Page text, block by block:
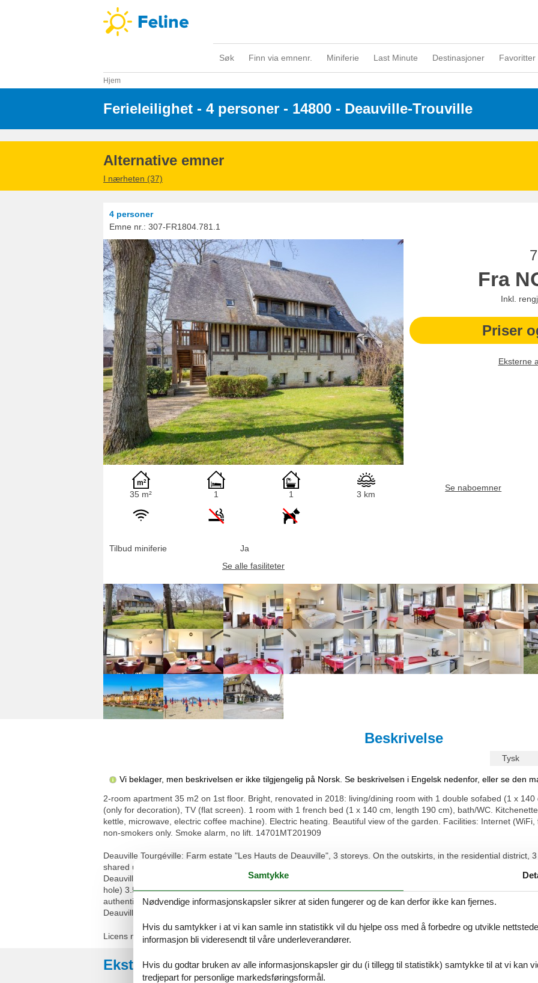
Søk Finn via emnenr. Miniferie Last Minute Destinasjoner Favoritter
Hjem
Ferieleilighet - 4 personer - 14800 - Deauville-Trouville
Alternative emner
I nærheten (37)
4 personer
Emne nr.: 307-FR1804.781.1
Fra
Inkl.
Priser
Eksterne
35 m² 1 1 3 km
Tilbud miniferie
Ja
Se alle fasiliteter
Se naboemner
Beskrivelse
Tysk
Vi beklager, men beskrivelsen er ikke tilgjengelig på Norsk. Se beskrivelsen i Engelsk nedenfor, eller se den
2-room apartment 35 m2 on 1st floor. Bright, renovated in 2018: living/dining room with 1 double sofabed (1 x
(only for decoration), TV (flat screen). 1 room with 1 french bed (1 x 140 cm, length 190 cm), bath/WC.
kettle, microwave, electric coffee machine). Electric heating. Beautiful view of the garden. Facilities: Internet
non-smokers only. Smoke alarm, no lift. 14701MT201909
Deauville Tourgéville: Farm estate "Les Hauts de Deauville", 3 storeys. On the outskirts, in the residential district,
shared use: park, parking at the house. Grocery 750 m, supermarket 3.1 km, restaurant 2.9 km, bus stop
Deauville Trouville" 3.6 km, sandy beach "de Deauville" 3 km, indoor swimming pool 3.1 km, thermal baths
hole) 3.5 km, riding stable 3.3 km. Nearby attractions: hippodrome de Deauville Clairefontaine 1.9 km, casino de
authentique 19 km, Mémorial de Caen 44 km, Plages du débarquement d'Arromanches 75 km. The keys‘
Deauville.
Licens nr.: 14701MT201909
Eksterne anmeldelser Våre
Samtykke
Nødvendige informasjonskapsler sikrer at siden fungerer og de kan derfor ikke kan fjernes.
Hvis du samtykker i at vi kan samle inn statistikk vil du hjelpe oss med å forbedre og utvikle
informasjon bli videresendt til våre underleverandører.
Hvis du godtar bruken av alle informasjonskapsler gir du (i tillegg til statistikk) samtykke til at vi kan
tredjepart for personlige markedsføringsformål.